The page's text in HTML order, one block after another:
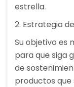
estrella.
2. Estrategia
Su objetivo es
para que siga
de
productos